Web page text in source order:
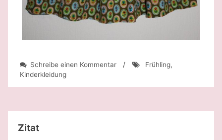
Schreibe einen Kommentarzu / Frühling,
Kinderkleidung
Zitat